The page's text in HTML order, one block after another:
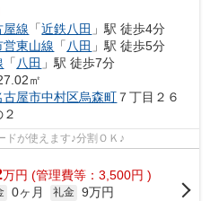
屋線 「近鉄八田 」駅 徒歩4分
営東山線 「 八田 」駅 徒歩5分
「 八田 」駅 徒歩7分
㎡
古屋市中村区烏森町 ７丁目２６
ドが使えます♪分割ＯＫ♪
万円 (管理費等：3,500円 )
0ヶ月 礼金 9万円